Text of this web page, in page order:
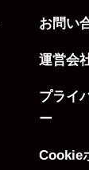
お問い
運営会
プライ
ー
Cookie